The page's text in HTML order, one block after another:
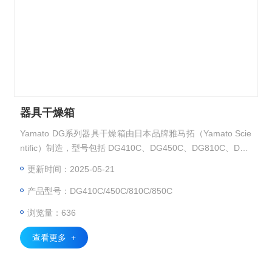
器具干燥箱
Yamato DG系列器具干燥箱由日本品牌雅马拓（Yamato Scie
ntific）制造，型号包括 DG410C、DG450C、DG810C、DG8
更新时间：2025-05-21
产品型号：DG410C/450C/810C/850C
浏览量：636
查看更多 +